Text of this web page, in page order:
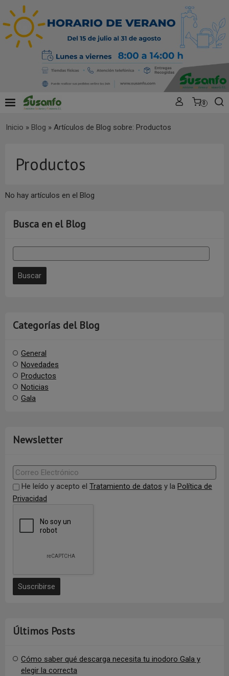
0
Busca en el Blog
Categorías del Blog
General
Novedades
Productos
Noticias
Gala
Newsletter
He leído y acepto el Tratamiento de datos y la Política de
Privacidad
Últimos Posts
Cómo saber qué descarga necesita tu inodoro Gala y
elegir la correcta
Inicio » Blog » Artículos de Blog sobre: Productos
Productos
No hay artículos en el Blog